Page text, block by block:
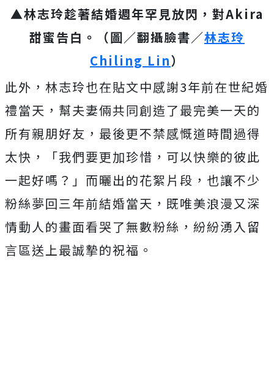
▲林志玲趁著結婚週年罕見放閃，對Akira
甜蜜告白。（圖／翻攝臉書／林志玲
Chiling Lin）
此外，林志玲也在貼文中感謝3年前在世紀婚
禮當天，幫夫妻倆共同創造了最完美一天的
所有親朋好友，最後更不禁感慨道時間過得
太快，「我們要更加珍惜，可以快樂的彼此
一起好嗎？」而曬出的花絮片段，也讓不少
粉絲夢回三年前結婚當天，既唯美浪漫又深
情動人的畫面看哭了無數粉絲，紛紛湧入留
言區送上最誠摯的祝福。